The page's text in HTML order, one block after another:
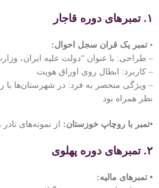
۱. تمبرهای دوره قاجار
• تمبر یک قران سجل احوال:
– طراحی: با عنوان “دولت علیه ایران،
– کاربرد: ابطال روی اوراق هویت
– ویژگی منحصر به فرد: در شهرستان‌ها با
نظر همراه بود
•تمبر با روچاپ خوزستان: از نمونه‌های
۲. تمبرهای دوره پهلوی
• تمبرهای مالیه: